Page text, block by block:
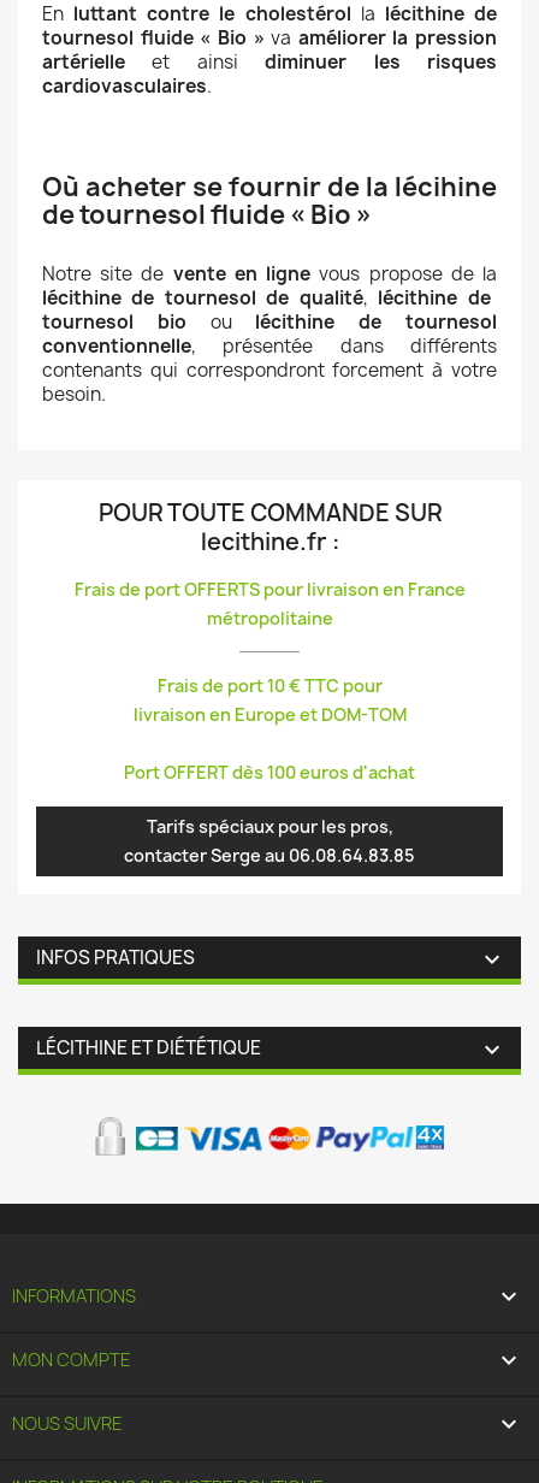
En luttant contre le cholestérol la lécithine de
tournesol fluide « Bio » va améliorer la pression
artérielle et ainsidiminuer les risques
cardiovasculaires.
Où acheter se fournir de la lécihine
de tournesol fluide « Bio »
Notre site de vente en lignevous propose de la
lécithine de tournesol de qualité, lécithine de
tournesol bio ou lécithine de tournesol
conventionnelle, présentée dans différents
contenants qui correspondront forcement à votre
besoin.
POUR TOUTE COMMANDE SUR
lecithine.fr :
Frais de port OFFERTS pour livraison en France
métropolitaine
Frais de port 10 € TTC pour
livraison en Europe et DOM-TOM
Port OFFERT dès 100 euros d'achat
Tarifs spéciaux pour les pros,
contacter Serge au 06.08.64.83.85
INFOS PRATIQUES 
LÉCITHINE ET DIÉTÉTIQUE 
INFORMATIONS 
MON COMPTE 
NOUS SUIVRE 